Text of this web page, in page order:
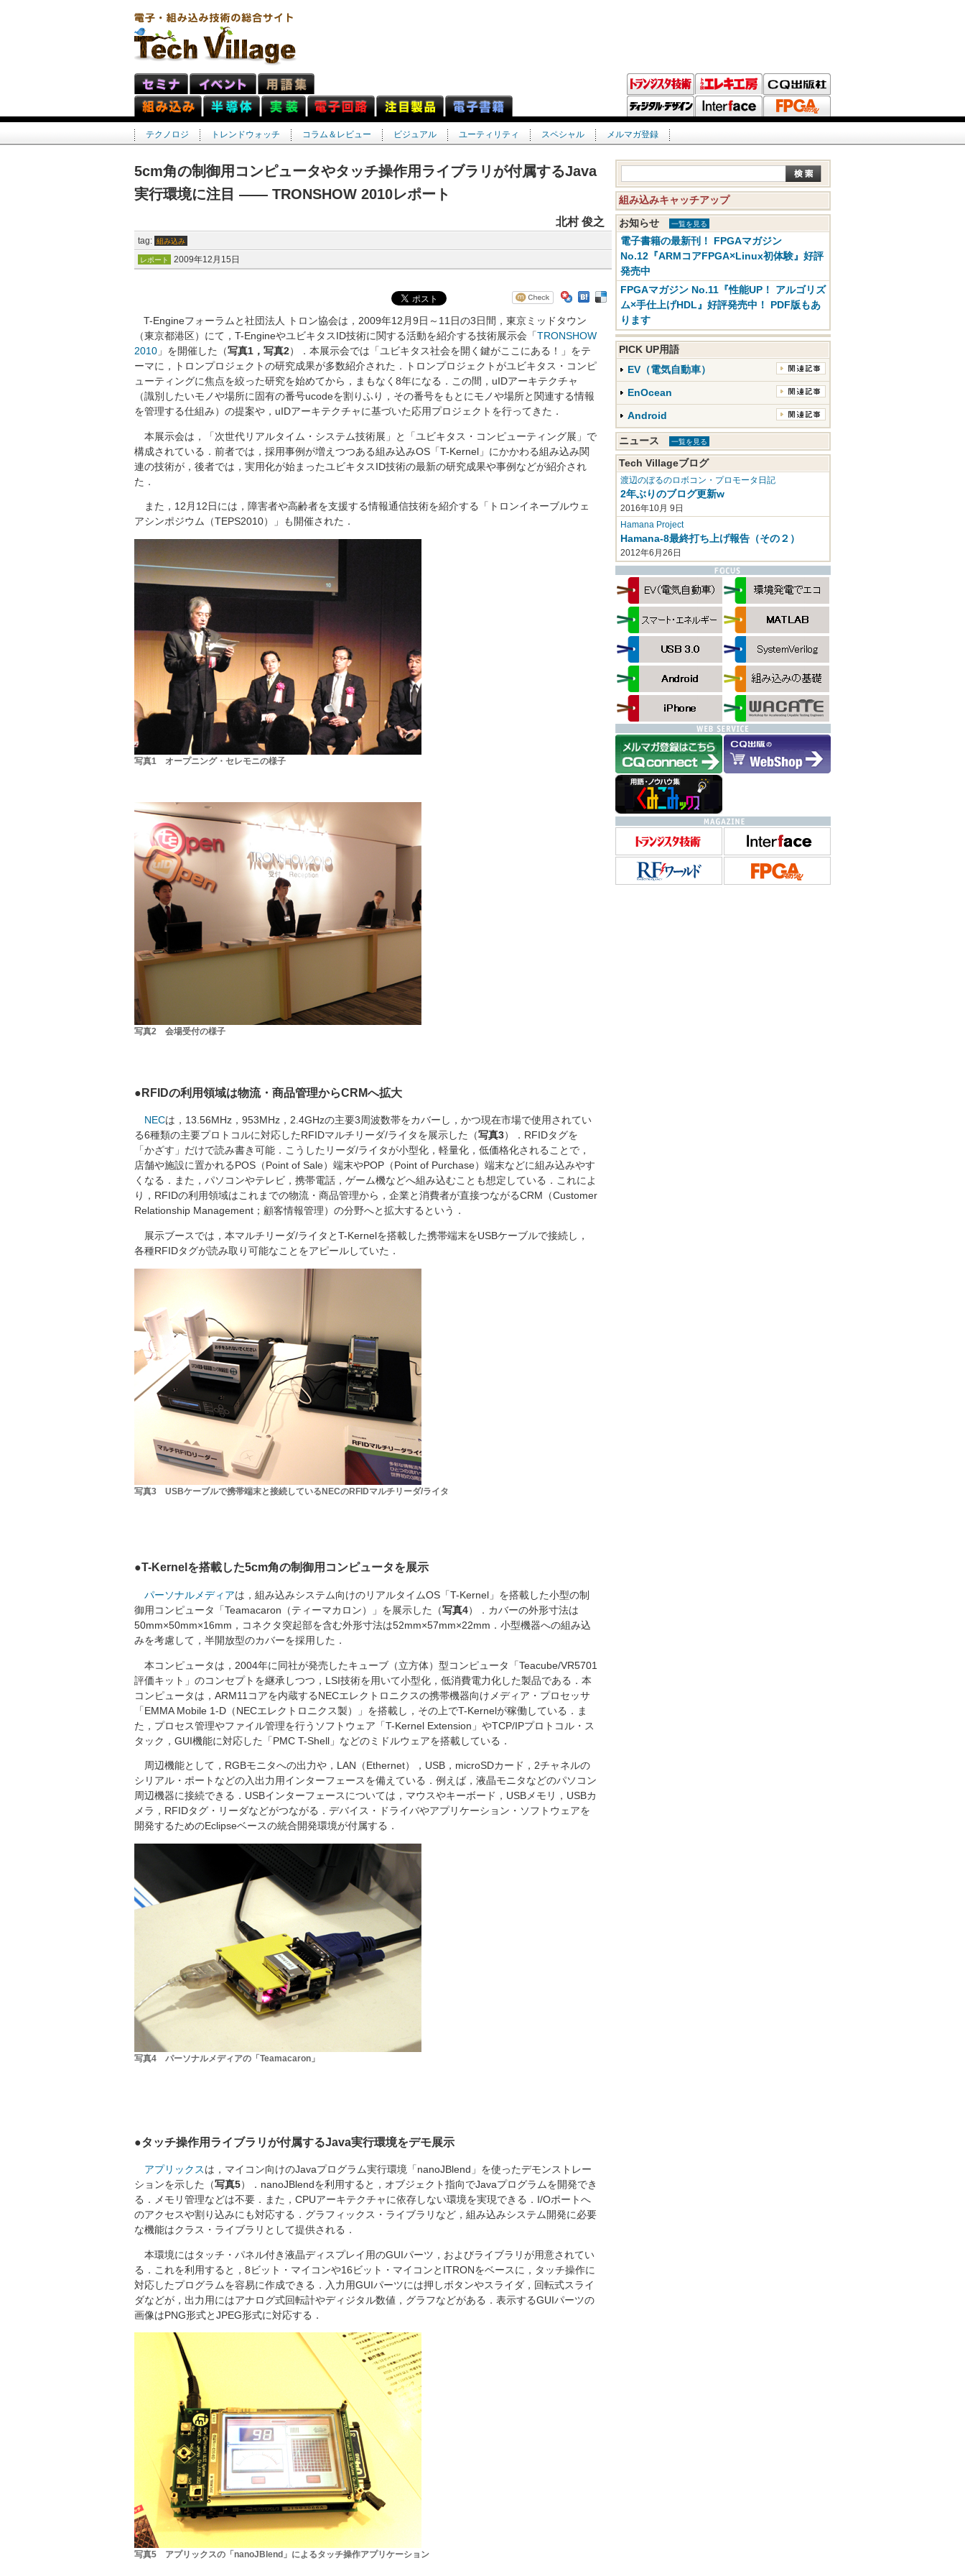
テクノロジ トレンドウォッチ コラム＆レビュー ビジュアル ユーティリティ スペシャル メルマガ登録
5cm角の制御用コンピュータやタッチ操作用ライブラリが付属するJava
実行環境に注目 ―― TRONSHOW 2010レポート
北村 俊之
tag: 組み込み
レポート 2009年12月15日
T-Engineフォーラムと社団法人 トロン協会は，2009年12月9日～11日の3日間，東京ミッドタウン
（東京都港区）にて，T-EngineやユビキタスID技術に関する活動を紹介する技術展示会「 TRONSHOW
2010 」を開催した（写真1 ， 写真2）．本展示会では「ユビキタス社会を開く鍵がここにある！」をテ
ーマに，トロンプロジェクトの研究成果が多数紹介された．トロンプロジェクトがユビキタス・コンピ
ューティングに焦点を絞った研究を始めてから，まもなく8年になる．この間，uIDアーキテクチャ
（識別したいモノや場所に固有の番号ucodeを割りふり，その番号をもとにモノや場所と関連する情報
を管理する仕組み）の提案や，uIDアーキテクチャに基づいた応用プロジェクトを行ってきた．
本展示会は，「次世代リアルタイム・システム技術展」と「ユビキタス・コンピューティング展」で
構成されている．前者では，採用事例が増えつつある組み込みOS「T-Kernel」にかかわる組み込み関
連の技術が，後者では，実用化が始まったユビキタスID技術の最新の研究成果や事例などが紹介され
た．
また，12月12日には，障害者や高齢者を支援する情報通信技術を紹介する「トロンイネーブルウェ
アシンポジウム（TEPS2010）」も開催された．
写真1 オープニング・セレモニの様子
写真2 会場受付の様子
●RFIDの利用領域は物流・商品管理からCRMへ拡大
NECは，13.56MHz，953MHz，2.4GHzの主要3周波数帯をカバーし，かつ現在市場で使用されてい
る6種類の主要プロトコルに対応したRFIDマルチリーダ/ライタを展示した（写真3）．RFIDタグを
「かざす」だけで読み書き可能．こうしたリーダ/ライタが小型化，軽量化，低価格化されることで，
店舗や施設に置かれるPOS（Point of Sale）端末やPOP（Point of Purchase）端末などに組み込みやす
くなる．また，パソコンやテレビ，携帯電話，ゲーム機などへ組み込むことも想定している．これによ
り，RFIDの利用領域はこれまでの物流・商品管理から，企業と消費者が直接つながるCRM（Customer
Relationship Management；顧客情報管理）の分野へと拡大するという．
展示ブースでは，本マルチリーダ/ライタとT-Kernelを搭載した携帯端末をUSBケーブルで接続し，
各種RFIDタグが読み取り可能なことをアピールしていた．
写真3 USBケーブルで携帯端末と接続しているNECのRFIDマルチリーダ/ライタ
●T-Kernelを搭載した5cm角の制御用コンピュータを展示
パーソナルメディアは，組み込みシステム向けのリアルタイムOS「T-Kernel」を搭載した小型の制
御用コンピュータ「Teamacaron（ティーマカロン）」を展示した（写真4）．カバーの外形寸法は
50mm×50mm×16mm，コネクタ突起部を含む外形寸法は52mm×57mm×22mm．小型機器への組み込
みを考慮して，半開放型のカバーを採用した．
本コンピュータは，2004年に同社が発売したキューブ（立方体）型コンピュータ「Teacube/VR5701
評価キット」のコンセプトを継承しつつ，LSI技術を用いて小型化，低消費電力化した製品である．本
コンピュータは，ARM11コアを内蔵するNECエレクトロニクスの携帯機器向けメディア・プロセッサ
「EMMA Mobile 1-D（NECエレクトロニクス製）」を搭載し，その上でT-Kernelが稼働している．ま
た，プロセス管理やファイル管理を行うソフトウェア「T-Kernel Extension」やTCP/IPプロトコル・ス
タック，GUI機能に対応した「PMC T-Shell」などのミドルウェアを搭載している．
周辺機能として，RGBモニタへの出力や，LAN（Ethernet），USB，microSDカード，2チャネルの
シリアル・ポートなどの入出力用インターフェースを備えている．例えば，液晶モニタなどのパソコン
周辺機器に接続できる．USBインターフェースについては，マウスやキーボード，USBメモリ，USBカ
メラ，RFIDタグ・リーダなどがつながる．デバイス・ドライバやアプリケーション・ソフトウェアを
開発するためのEclipseベースの統合開発環境が付属する．
写真4 パーソナルメディアの「Teamacaron」
●タッチ操作用ライブラリが付属するJava実行環境をデモ展示
アプリックス は，マイコン向けのJavaプログラム実行環境「nanoJBlend」を使ったデモンストレー
ションを示した（写真5）．nanoJBlendを利用すると，オブジェクト指向でJavaプログラムを開発でき
る．メモリ管理などは不要．また，CPUアーキテクチャに依存しない環境を実現できる．I/Oポートへ
のアクセスや割り込みにも対応する．グラフィックス・ライブラリなど，組み込みシステム開発に必要
な機能はクラス・ライブラリとして提供される．
本環境にはタッチ・パネル付き液晶ディスプレイ用のGUIパーツ，およびライブラリが用意されてい
る．これを利用すると，8ビット・マイコンや16ビット・マイコンとITRONをベースに，タッチ操作に
対応したプログラムを容易に作成できる．入力用GUIパーツには押しボタンやスライダ，回転式スライ
ダなどが，出力用にはアナログ式回転計やディジタル数値，グラフなどがある．表示するGUIパーツの
画像はPNG形式とJPEG形式に対応する．
写真5 アプリックスの「nanoJBlend」によるタッチ操作アプリケーション
組み込みキャッチアップ
お知らせ 一覧を見る
電子書籍の最新刊！ FPGAマガジン
No.12『ARMコアFPGA×Linux初体験』好評
発売中
FPGAマガジン No.11『性能UP！ アルゴリズ
ム×手仕上げHDL』好評発売中！ PDF版もあ
ります
PICK UP用語
EV（電気自動車）
EnOcean
Android
ニュース 一覧を見る
Tech Villageブログ
渡辺のぼるのロボコン・プロモータ日記
2年ぶりのブログ更新w
2016年10月 9日
Hamana Project
Hamana-8最終打ち上げ報告（その２）
2012年6月26日